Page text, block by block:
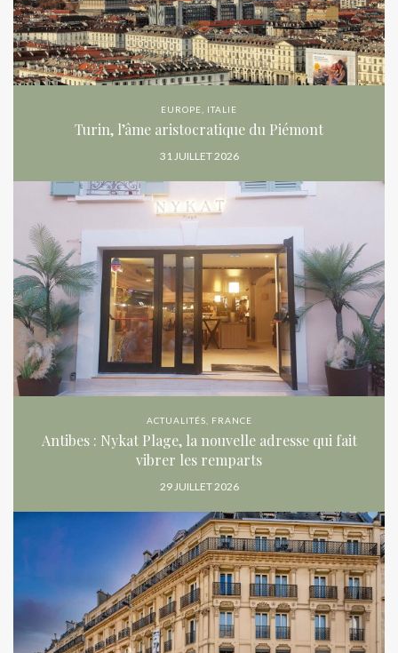
EUROPE ITALIE
Turin, l’âme aristocratique du Piémont
31 JUILLET 2026
ACTUALITÉS FRANCE
Antibes : Nykat Plage, la nouvelle adresse qui fait
vibrer les remparts
29 JUILLET 2026